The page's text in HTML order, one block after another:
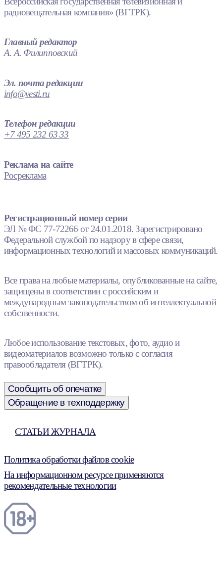
радиовещательная компания» (ВГТРК).
Главный редактор
А. А. Филипповский
Эл. почта редакции
info@vesti.ru
Телефон редакции
+7 495 232 63 33
Реклама на сайте
Росреклама
Регистрационный номер серии
ЭЛ № ФС 77-72266 от 24.01.2018. Зарегистрировано
Федеральной службой по надзору в сфере связи,
информационных технологий и массовых коммуникаций.
Все права на любые материалы, опубликованные на сайте,
защищены в соответствии с российским и
международным законодательством об интеллектуальной
собственности.
Любое использование текстовых, фото, аудио и
видеоматериалов возможно только с согласия
правообладателя (ВГТРК).
Сообщить об опечатке
Обращение в техподдержку
СТАТЬИ ЖУРНАЛА
Политика обработки файлов cookie
На информационном ресурсе применяются
рекомендательные технологии